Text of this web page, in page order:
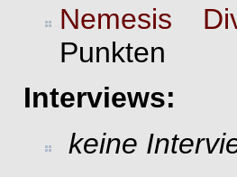
Nemesis
Punkten
Interviews:
keine